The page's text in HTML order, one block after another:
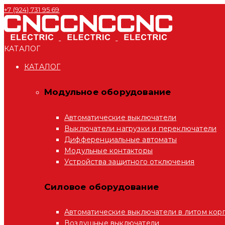
+7 (924) 731 95 69
КАТАЛОГ
КАТАЛОГ
Модульное оборудование
Автоматические выключатели
Выключатели нагрузки и переключатели
Дифференциальные автоматы
Модульные контакторы
Устройства защитного отключения
Силовое оборудование
Автоматические выключатели в литом
Воздушные выключатели